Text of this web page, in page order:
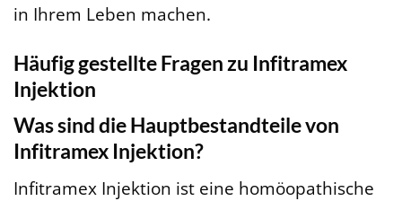
in Ihrem Leben machen.
Häufig gestellte Fragen zu Infitramex
Injektion
Was sind die Hauptbestandteile von
Infitramex Injektion?
Infitramex Injektion ist eine homöopathische